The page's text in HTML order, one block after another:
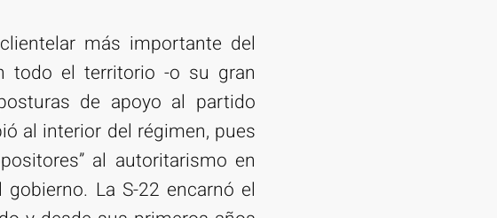
más importante del
todo el territorio -o su gran
de apoyo al partido
al interior del régimen, pues
al autoritarismo en
La S-22 encarnó el